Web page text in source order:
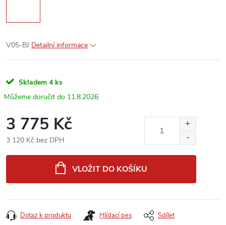
V05-BJ Detailní informace
Skladem 4 ks
11.8.2026
3 775 Kč
3 120 Kč bez DPH
VLOŽIT DO KOŠÍKU
Dotaz k produktu Hlídací pes Sdílet